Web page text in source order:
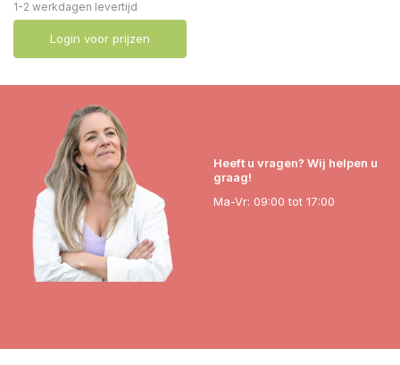
1-2 werkdagen levertijd
Login voor prijzen
Heeft u vragen? Wij helpen u
graag!
Ma-Vr: 09:00 tot 17:00